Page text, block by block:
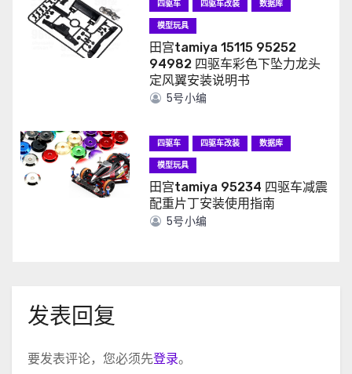
四驱车 四驱车改装
数据库
模型玩具
田宫tamiya 15115 95252
94982 四驱车彩色下坠力龙头
定风翼安装说明书
5号小编
四驱车 四驱车改装
数据库
模型玩具
田宫tamiya 95234 四驱车减震
配重片丁安装使用指南
5号小编
发表回复
要发表评论，您必须先登录。